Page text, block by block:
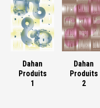
Dahan
Produits
1
Dahan
Produits
2